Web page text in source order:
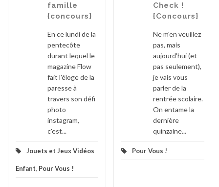
famille
{concours}
En ce lundi de la
pentecôte
durant lequel le
magazine Flow
fait l'éloge de la
paresse à
travers son défi
photo
instagram,
c'est...
Jouets et Jeux Vidéos
Enfant, Pour Vous !
Check !
{Concours}
Ne m'en veuillez
pas, mais
aujourd'hui (et
pas seulement),
je vais vous
parler de la
rentrée scolaire.
On entame la
dernière
quinzaine...
Pour Vous !